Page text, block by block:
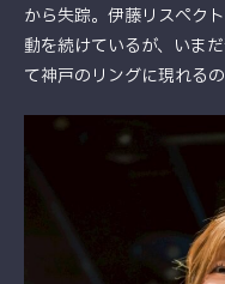
から失踪。伊藤リスペク
動を続けているが、いま
て神戸のリングに現れる